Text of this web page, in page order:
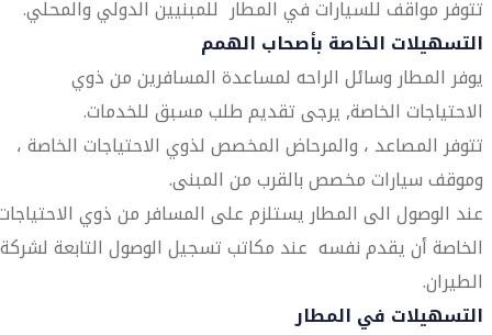
تتوفر مواقف للسيارات في المطار للمبنيين الدولي والمحلي.
التسهيلات الخاصة بأصحاب الهمم
يوفر المطار وسائل الراحه لمساعدة المسافرين من ذوي
الاحتياجات الخاصة, يرجى تقديم طلب مسبق للخدمات.
تتوفر المصاعد ، والمرحاض المخصص لذوي الاحتياجات الخاصة ،
وموقف سيارات مخصص بالقرب من المبنى.
عند الوصول الى المطار يستلزم على المسافر من ذوي
الخاصة أن يقدم نفسه عند مكاتب تسجيل الوصول التابعة لشركة
الطيران.
التسهيلات في المطار